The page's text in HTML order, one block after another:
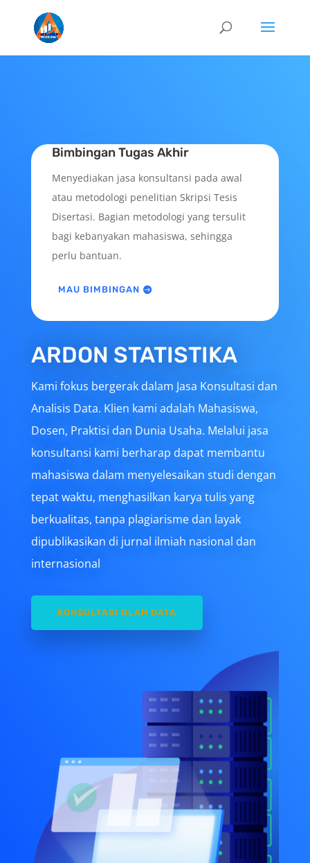
Bimbingan Tugas Akhir
Menyediakan jasa konsultansi pada awal
atau metodologi penelitian Skripsi Tesis
Disertasi. Bagian metodologi yang tersulit
bagi kebanyakan mahasiswa, sehingga
perlu bantuan.
MAU BIMBINGAN
ARDON STATISTIKA
Kami fokus bergerak dalam Jasa Konsultasi dan
Analisis Data. Klien kami adalah Mahasiswa,
Dosen, Praktisi dan Dunia Usaha. Melalui jasa
konsultansi kami berharap dapat membantu
mahasiswa dalam menyelesaikan studi dengan
tepat waktu, menghasilkan karya tulis yang
berkualitas, tanpa plagiarisme dan layak
dipublikasikan di jurnal ilmiah nasional dan
internasional
KONSULTASI OLAH DATA